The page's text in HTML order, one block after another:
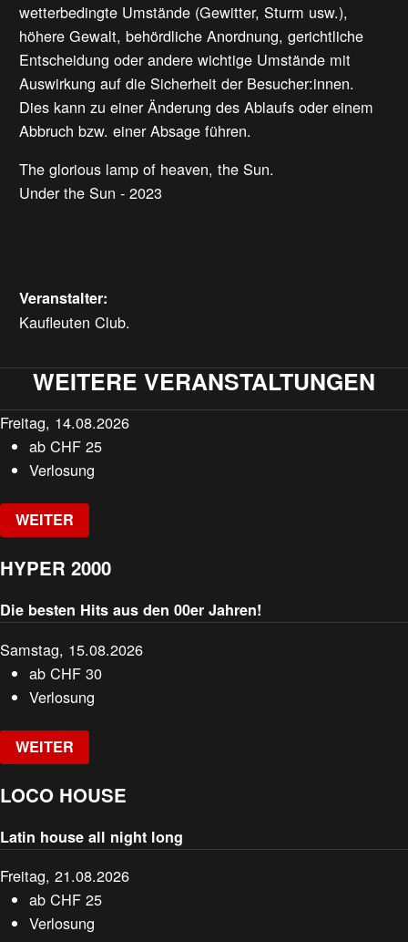
wetterbedingte Umstände (Gewitter, Sturm usw.),
höhere Gewalt, behördliche Anordnung, gerichtliche
Entscheidung oder andere wichtige Umstände mit
Auswirkung auf die Sicherheit der Besucher:innen.
Dies kann zu einer Änderung des Ablaufs oder einem
Abbruch bzw. einer Absage führen.
The glorious lamp of heaven, the Sun.
Under the Sun - 2023
Veranstalter:
Kaufleuten Club.
WEITERE VERANSTALTUNGEN
Freitag, 14.08.2026
abCHF 25
Verlosung
WEITER
HYPER 2000
Die besten Hits aus den 00er Jahren!
Samstag, 15.08.2026
abCHF 30
Verlosung
WEITER
LOCO HOUSE
Latin house all night long
Freitag, 21.08.2026
abCHF 25
Verlosung